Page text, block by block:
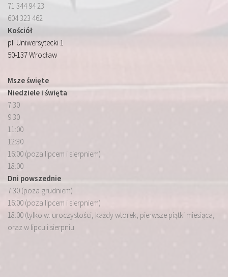
71 344 94 23
604 323 462
Kościół
pl. Uniwersytecki 1
50-137 Wrocław
Msze święte
Niedziele i święta
7:30
9:30
11:00
12:30
16:00 (poza lipcem i sierpniem)
18:00
Dni powszednie
7:30 (poza grudniem)
16:00 (poza lipcem i sierpniem)
18:00 (tylko w: uroczystości, każdy wtorek, pierwsze piątki miesiąca,
oraz w lipcu i sierpniu